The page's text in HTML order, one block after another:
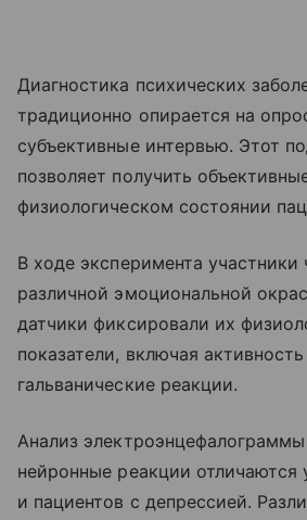
Диагностика психических
традиционно опирается на
субъективные интервью. Этот
позволяет получить
физиологическом состоянии
В ходе эксперимента участники
различной эмоциональной
датчики фиксировали их
показатели, включая
гальванические реакции.
Анализ электроэнцефалограммы
нейронные реакции
и пациентов с депрессией.